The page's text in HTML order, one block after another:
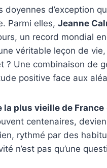
d’exception
Parmi elles, Jeanne
un record mondial
véritable leçon de
? Une combinaison de
positive face aux
la plus vieille de France
centenaires,
rythmé par des
n’est pas qu’une